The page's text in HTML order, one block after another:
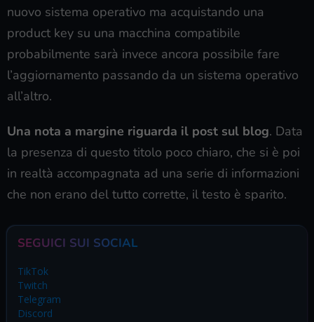
nuovo sistema operativo ma acquistando una
product key su una macchina compatibile
probabilmente sarà invece ancora possibile fare
l’aggiornamento passando da un sistema operativo
all’altro.
Una nota a margine riguarda il post sul blog. Data
la presenza di questo titolo poco chiaro, che si è poi
in realtà accompagnata ad una serie di informazioni
che non erano del tutto corrette, il testo è sparito.
SEGUICI SUI SOCIAL
TikTok
Twitch
Telegram
Discord